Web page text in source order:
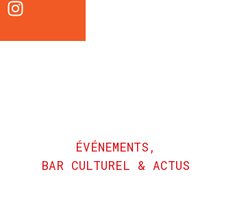
ÉVÉNEMENTS,
BAR CULTUREL & ACTUS